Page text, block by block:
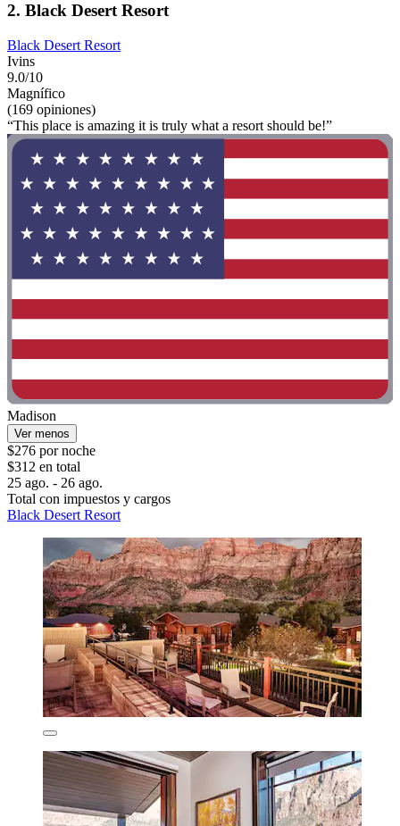
2. Black Desert Resort
Black Desert Resort
Ivins
9.0/10
Magnífico
(169 opiniones)
“This place is amazing it is truly what a resort should be!”
Madison
Ver menos
$276 por noche
$312 en total
25 ago. - 26 ago.
Total con impuestos y cargos
Black Desert Resort